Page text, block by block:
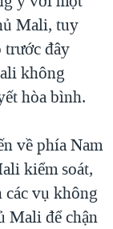
Mali, tuy
trước đây
không
hòa bình.
về phía Nam
kiểm soát,
các vụ không
Mali để chận